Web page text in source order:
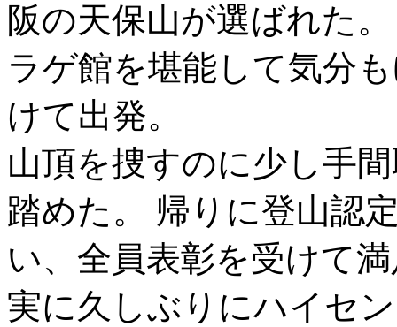
阪の天保山が選ばれた
ラゲ館を堪能して気分
けて出発。
山頂を捜すのに少し手
踏めた。 帰りに登山認
い、全員表彰を受けて
実に久しぶりにハイセ